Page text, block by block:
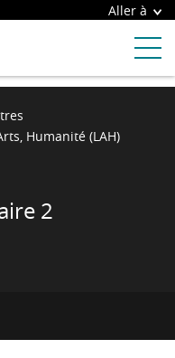
Aller à
Humanité (LAH)
2